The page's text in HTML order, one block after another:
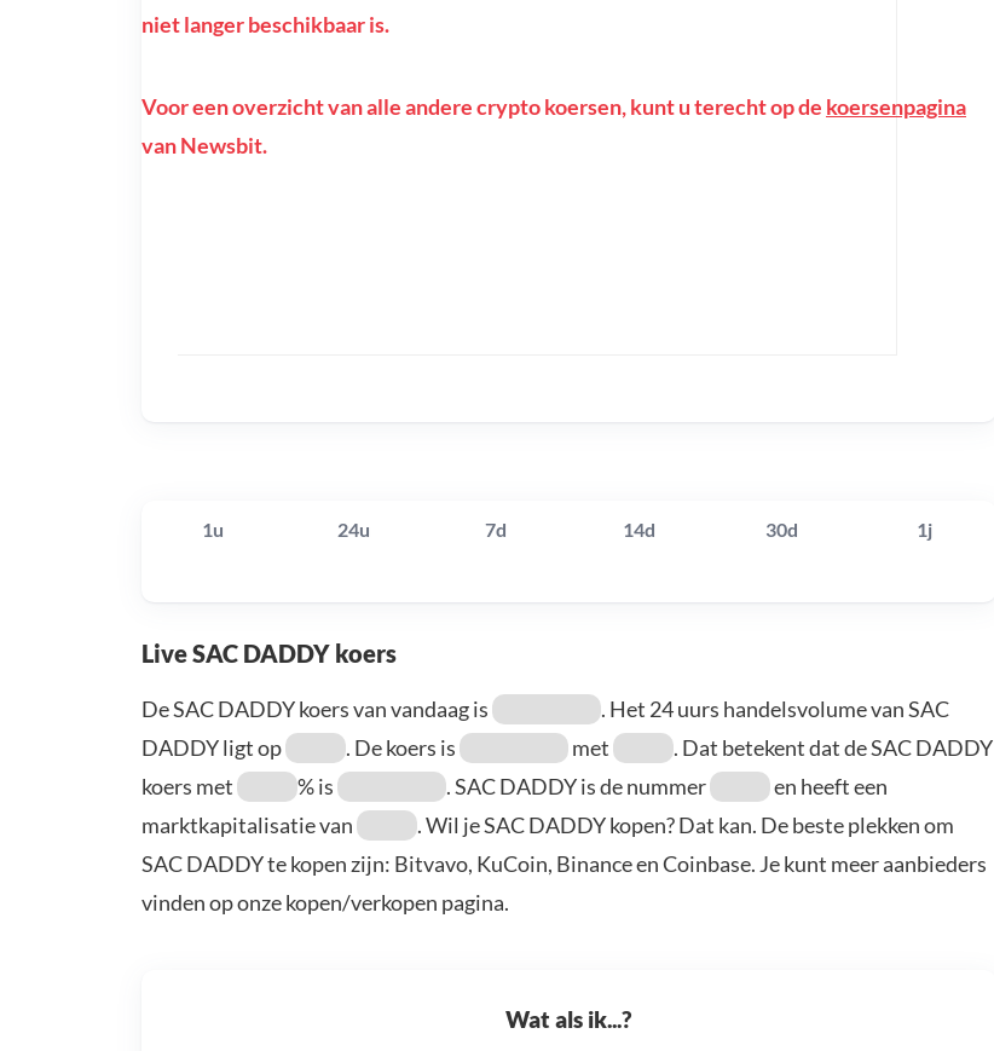
niet langer beschikbaar is.
Voor een overzicht van alle andere crypto koersen, kunt u terecht op de koersenpagina
van Newsbit.
1u 24u 7d 14d 30d 1j
Live SAC DADDY koers
De SAC DADDY koers van vandaag is
. Het 24 uurs handelsvolume van SAC
DADDY ligt op
. De koers is met
. Dat betekent dat de SAC DADDY
koers met
% is . SAC DADDY is de nummer
en heeft een
marktkapitalisatie van
. Wil je SAC DADDY kopen? Dat kan. De beste plekken om
SAC DADDY te kopen zijn: Bitvavo, KuCoin, Binance en Coinbase. Je kunt meer aanbieders
vinden op onze kopen/verkopen pagina.
Wat als ik...?